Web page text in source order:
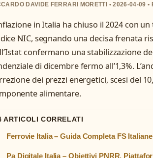
DAVIDE FERRARI MORETTI • 2026-04-09
in Italia ha chiuso il 2024 con
NIC, segnando una decisa frenata
confermano una stabilizzazione
di dicembre fermo all’1,3%.
dei prezzi energetici, scesi del
alimentare.
ARTICOLI CORRELATI
Ferrovie Italia – Guida Completa FS
Pa Digitale Italia – Obiettivi PNRR,